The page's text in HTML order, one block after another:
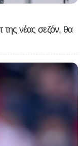
νέας σεζόν, θα